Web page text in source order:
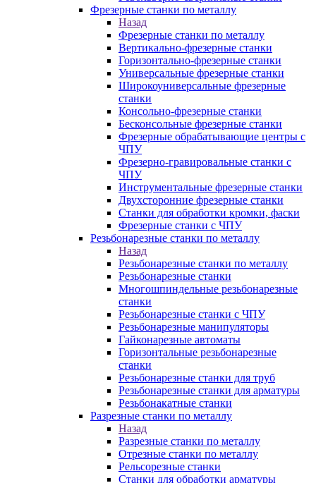
Фрезерные станки по металлу
Назад
Фрезерные станки по металлу
Вертикально-фрезерные станки
Горизонтально-фрезерные станки
Универсальные фрезерные станки
Широкоуниверсальные фрезерные
станки
Консольно-фрезерные станки
Бесконсольные фрезерные станки
Фрезерные обрабатывающие центры с
ЧПУ
Фрезерно-гравировальные станки с
ЧПУ
Инструментальные фрезерные станки
Двухсторонние фрезерные станки
Станки для обработки кромки, фаски
Фрезерные станки с ЧПУ
Резьбонарезные станки по металлу
Назад
Резьбонарезные станки по металлу
Резьбонарезные станки
Многошпиндельные резьбонарезные
станки
Резьбонарезные станки с ЧПУ
Резьбонарезные манипуляторы
Гайконарезные автоматы
Горизонтальные резьбонарезные
станки
Резьбонарезные станки для труб
Резьбонарезные станки для арматуры
Резьбонакатные станки
Разрезные станки по металлу
Назад
Разрезные станки по металлу
Отрезные станки по металлу
Рельсорезные станки
Станки для обработки арматуры